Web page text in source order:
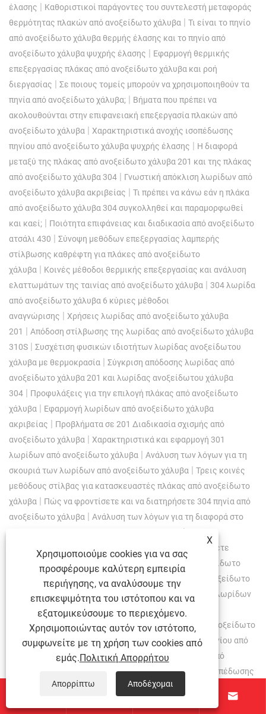
έλασης | Καθοριστικοί παράγοντες του συντελεστή μεταφοράς
θερμότητας πλακών από ανοξείδωτο χάλυβα | Τι είναι το πηνίο
από ανοξείδωτο χάλυβα θερμής έλασης και το πηνίο από
ανοξείδωτο χάλυβα ψυχρής έλασης | Εφαρμογή θερμικής
επεξεργασίας πλάκας από ανοξείδωτο χάλυβα και ροή
διεργασίας | Σε ποιους τομείς μπορούν να χρησιμοποιηθούν τα
πηνία από ανοξείδωτο χάλυβα; | Βήματα που πρέπει να
ακολουθούνται στην επιφανειακή επεξεργασία πλακών από
ανοξείδωτο χάλυβα | Χαρακτηριστικά ανοχής ισοπέδωσης
πηνίου από ανοξείδωτο χάλυβα ψυχρής έλασης | Η διαφορά
μεταξύ της πλάκας από ανοξείδωτο χάλυβα 201 και της πλάκας
από ανοξείδωτο χάλυβα 304 | Γνωστική απόκλιση λωρίδων από
ανοξείδωτο χάλυβα ακριβείας | Τι πρέπει να κάνω εάν η πλάκα
από ανοξείδωτο χάλυβα 304 συγκολληθεί και παραμορφωθεί
και καεί; | Ποιότητα επιφάνειας και διαδικασία από ανοξείδωτο
ατσάλι 430 | Σύνοψη μεθόδων επεξεργασίας λαμπερής
στίλβωσης καθρέφτη για πλάκες από ανοξείδωτο
χάλυβα | Κοινές μέθοδοι θερμικής επεξεργασίας και ανάλυση
ελαττωμάτων της ταινίας από ανοξείδωτο χάλυβα | 304 λωρίδα
από ανοξείδωτο χάλυβα 6 κύριες μέθοδοι
αναγνώρισης | Χρήσεις λωρίδας από ανοξείδωτο χάλυβα
201 | Απόδοση στίλβωσης της λωρίδας από ανοξείδωτο χάλυβα
310S | Συσχέτιση φυσικών ιδιοτήτων λωρίδας ανοξείδωτου
χάλυβα με θερμοκρασία | Σύγκριση απόδοσης λωρίδας από
ανοξείδωτο χάλυβα 201 και λωρίδας ανοξείδωτου χάλυβα
304 | Προφυλάξεις για την επιλογή πλάκας από ανοξείδωτο
χάλυβα | Εφαρμογή λωρίδων από ανοξείδωτο χάλυβα
ακριβείας | Προβλήματα σε 201 Διαδικασία σχισμής από
ανοξείδωτο χάλυβα | Χαρακτηριστικά και εφαρμογή 301
λωρίδων από ανοξείδωτο χάλυβα | Ανάλυση των λόγων για τη
σκουριά των λωρίδων από ανοξείδωτο χάλυβα | Τρεις κοινές
μεθόδους στίλβας για κατασκευαστές πλάκας από ανοξείδωτο
χάλυβα | Πώς να φροντίσετε και να διατηρήσετε 304 πηνία από
ανοξείδωτο χάλυβα | Ανάλυση των λόγων για τη διαφορά στο
|
αγοράσετε 316L ανοξείδωτο χάλυβα
Πώς να διακρίνετε
μεταξύ 304 από ανοξείδωτο χάλυβα και 201 από ανοξείδωτο
Τι σημαίνουν η επιφάνεια του πηνίου από ανοξείδωτο
χάλυβα 2b και BA αντίστοιχα;
| Η διαφορά μεταξύ των λωρίδων
ανοξείδωτου χάλυβα 309 και 310s ανοξείδωτου
χάλυβα|Απαιτήσεις αποθήκευσης για λωρίδες από ανοξείδωτο
χάλυβα|Χαρακτηριστικά και διαφορές μεταξύ του πηνίου από
ανοξείδωτο χάλυβα με ζεστό έλασης και του πηνίου από
ανοξείδωτο χάλυβα με κρύο έλασης|Η διαδικασία ισοπέδωσης
και σχισμής του πηνίου από ανοξείδωτο χάλυβα είναι πολύ
 
X
Χρησιμοποιούμε cookies για να σας
προσφέρουμε καλύτερη εμπειρία
περιήγησης, να αναλύσουμε την
επισκεψιμότητα του ιστότοπου και να
εξατομικεύσουμε το περιεχόμενο.
Χρησιμοποιώντας αυτόν τον ιστότοπο,
συμφωνείτε με τη χρήση των cookies από
εμάς.Πολιτική Απορρήτου
Απορρίπτω Αποδέχομαι